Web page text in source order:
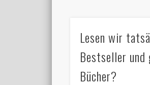
Lesen wir
Bestseller
Bücher?